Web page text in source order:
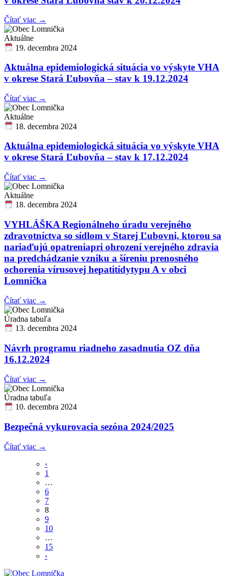
Čítať viac →
Aktuálne
19. decembra 2024
Aktuálna epidemiologická situácia vo výskyte VHA
v okrese Stará Ľubovňa – stav k 19.12.2024
Čítať viac →
Aktuálne
18. decembra 2024
Aktuálna epidemiologická situácia vo výskyte VHA
v okrese Stará Ľubovňa – stav k 17.12.2024
Čítať viac →
Aktuálne
18. decembra 2024
VYHLÁŠKA Regionálneho úradu verejného
zdravotníctva so sídlom v Starej Ľubovni, ktorou sa
nariaďujú opatreniapri ohrození verejného zdravia
na predchádzanie vzniku a šíreniu prenosného
ochorenia vírusovej hepatitídytypu A v obci
Lomnička
Čítať viac →
Úradna tabuľa
13. decembra 2024
Návrh programu riadneho zasadnutia OZ dňa
16.12.2024
Čítať viac →
Úradna tabuľa
10. decembra 2024
Bezpečná vykurovacia sezóna 2024/2025
Čítať viac →
‹
1
…
6
7
8
9
10
…
15
›